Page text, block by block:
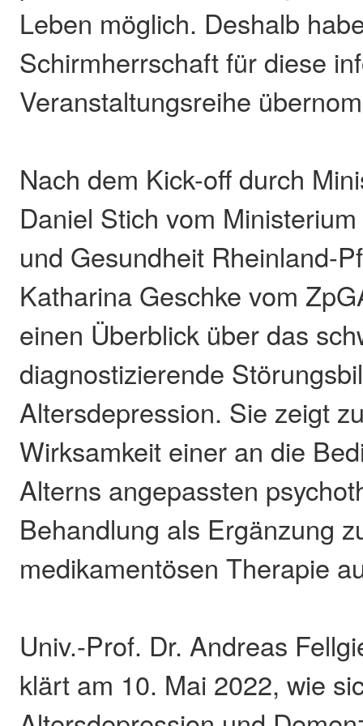
Leben möglich. Deshalb
Schirmherrschaft für diese
Veranstaltungsreihe
Nach dem Kick-off durch
Daniel Stich vom
und Gesundheit Rheinland-
Katharina Geschke vom
einen Überblick über das
diagnostizierende
Altersdepression. Sie zeigt
Wirksamkeit einer an die
Alterns angepassten
Behandlung als Ergänzung
medikamentösen Therapie
Univ.-Prof. Dr. Andreas
klärt am 10. Mai 2022, wie